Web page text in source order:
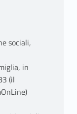
sociali,
in
(il